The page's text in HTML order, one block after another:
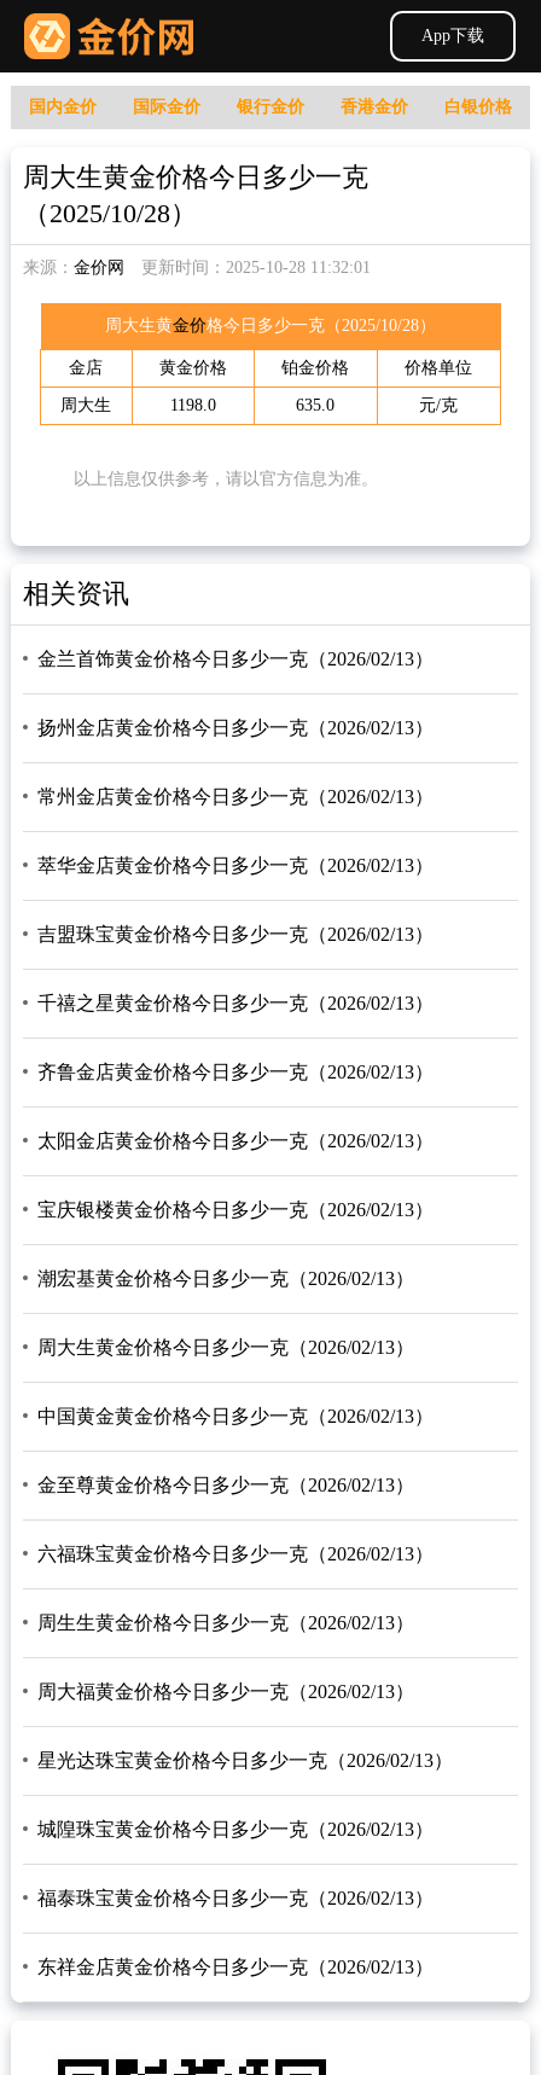
App下载
国内金价 国际金价 银行金价 香港金价 白银价格
周大生黄金价格今日多少一克
（2025/10/28）
来源： 金价网 更新时间：2025-10-28 11:32:01
周大生黄金价格今日多少一克（2025/10/28）
金店 黄金价格 铂金价格 价格单位
周大生 1198.0 635.0 元/克
以上信息仅供参考，请以官方信息为准。
相关资讯
金兰首饰黄金价格今日多少一克（2026/02/13）
扬州金店黄金价格今日多少一克（2026/02/13）
常州金店黄金价格今日多少一克（2026/02/13）
萃华金店黄金价格今日多少一克（2026/02/13）
吉盟珠宝黄金价格今日多少一克（2026/02/13）
千禧之星黄金价格今日多少一克（2026/02/13）
齐鲁金店黄金价格今日多少一克（2026/02/13）
太阳金店黄金价格今日多少一克（2026/02/13）
宝庆银楼黄金价格今日多少一克（2026/02/13）
潮宏基黄金价格今日多少一克（2026/02/13）
周大生黄金价格今日多少一克（2026/02/13）
中国黄金黄金价格今日多少一克（2026/02/13）
金至尊黄金价格今日多少一克（2026/02/13）
六福珠宝黄金价格今日多少一克（2026/02/13）
周生生黄金价格今日多少一克（2026/02/13）
周大福黄金价格今日多少一克（2026/02/13）
星光达珠宝黄金价格今日多少一克（2026/02/13）
城隍珠宝黄金价格今日多少一克（2026/02/13）
福泰珠宝黄金价格今日多少一克（2026/02/13）
东祥金店黄金价格今日多少一克（2026/02/13）